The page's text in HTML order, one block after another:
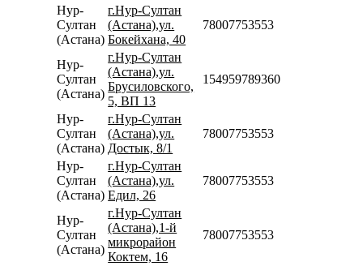
Нур-
Султан
(Астана)
г.Нур-Султан
(Астана),ул.
Бокейхана, 40
78007753553
Нур-
Султан
(Астана)
г.Нур-Султан
(Астана),ул.
Брусиловского,
5, ВП 13
154959789360
Нур-
Султан
(Астана)
г.Нур-Султан
(Астана),ул.
Достык, 8/1
78007753553
Нур-
Султан
(Астана)
г.Нур-Султан
(Астана),ул.
Едил, 26
78007753553
Нур-
Султан
(Астана)
г.Нур-Султан
(Астана),1-й
микрорайон
Коктем, 16
78007753553